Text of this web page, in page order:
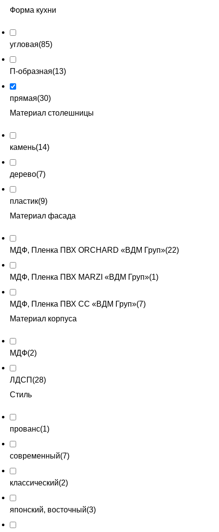
Форма кухни
угловая(85)
П-образная(13)
прямая(30)
Материал столешницы
камень(14)
дерево(7)
пластик(9)
Материал фасада
МДФ, Пленка ПВХ ORCHARD «ВДМ Груп»(22)
МДФ, Пленка ПВХ MARZI «ВДМ Груп»(1)
МДФ, Пленка ПВХ CC «ВДМ Груп»(7)
Материал корпуса
МДФ(2)
ЛДСП (28)
Стиль
прованс(1)
современный(7)
классический(2)
японский, восточный(3)